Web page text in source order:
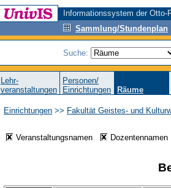
Informationssystem der
Sammlung/Stundenplan
Suche:
Lehr-
veranstaltungen
Personen/
Einrichtungen
Räume
Einrichtungen >> Fakultät Geistes- und
Veranstaltungsnamen